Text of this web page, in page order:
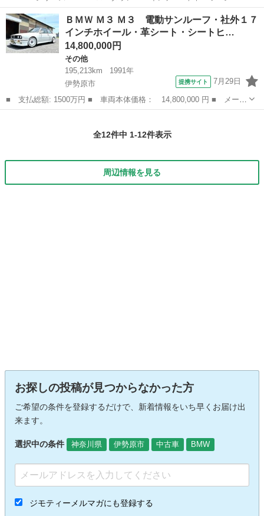
ト （シルバー） クーペ 本体価格 980,000円 年式(初度登録
年):2005(H17) 走行距離:8.6万km 修復歴:な...
神奈川 伊勢原市 その他 6シリーズ
ＢＭＷ Ｍ３ Ｍ３ 電動サンルーフ・社外１７
インチホイール・革シート・シートヒ…
14,800,000円
その他
195,213km
1991年
伊勢原市
提携サイト 7月29日
■ 支払総額: 1500万円 ■ 車両本体価格： 14,800,000 円 ■ メーカ
ー名： ＢＭＷ ■ 車種名： Ｍ３ ■ グレード名： Ｍ３ 電動サ
全12件中 1-12件表示
周辺情報を見る
お探しの投稿が見つからなかった方
ご希望の条件を登録するだけで、新着情報をいち早くお届け出
来ます。
選択中の条件 神奈川県 伊勢原市 中古車 BMW
ジモティーメルマガにも登録する